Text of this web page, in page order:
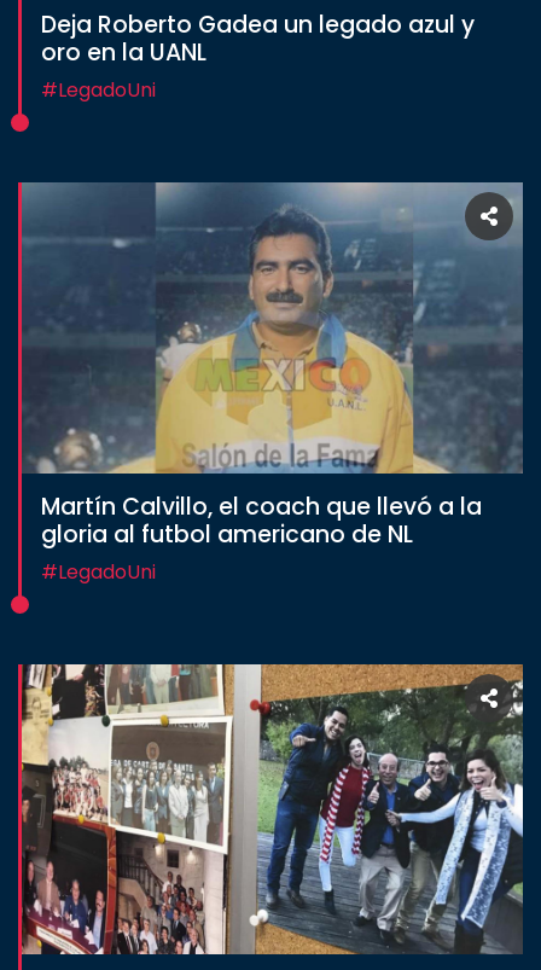
Deja Roberto Gadea un legado azul y
oro en la UANL
#LegadoUni
Martín Calvillo, el coach que llevó a la
gloria al futbol americano de NL
#LegadoUni